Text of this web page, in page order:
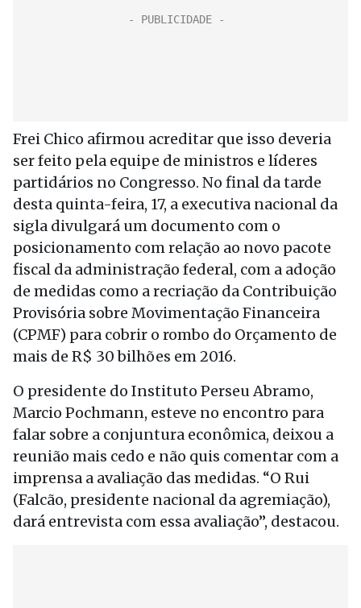
Frei Chico afirmou acreditar que isso deveria
ser feito pela equipe de ministros e líderes
partidários no Congresso. No final da tarde
desta quinta-feira, 17, a executiva nacional da
sigla divulgará um documento com o
posicionamento com relação ao novo pacote
fiscal da administração federal, com a adoção
de medidas como a recriação da Contribuição
Provisória sobre Movimentação Financeira
(CPMF) para cobrir o rombo do Orçamento de
mais de R$ 30 bilhões em 2016.
O presidente do Instituto Perseu Abramo,
Marcio Pochmann, esteve no encontro para
falar sobre a conjuntura econômica, deixou a
reunião mais cedo e não quis comentar com a
imprensa a avaliação das medidas. “O Rui
(Falcão, presidente nacional da agremiação),
dará entrevista com essa avaliação”, destacou.